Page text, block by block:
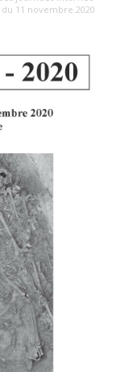
11 novembre 2020